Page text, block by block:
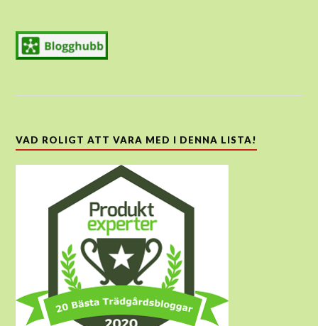
VAD ROLIGT ATT VARA MED I DENNA LISTA!